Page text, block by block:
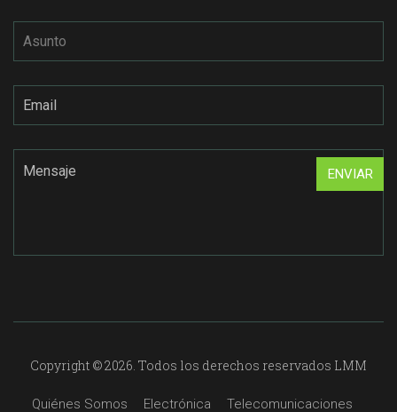
Copyright © 2026. Todos los derechos reservados LMM
Quiénes Somos Electrónica Telecomunicaciones